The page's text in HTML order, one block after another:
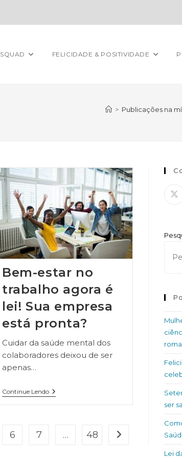
SQUAD FELICIDADE & POSITIVIDADE
> Publicações na
Bem-estar no
trabalho agora é
lei! Sua empresa
está pronta?
Cuidar da saúde mental dos
colaboradores deixou de ser
apenas…
Continue Lendo
6 7 … 48
ser
Lei